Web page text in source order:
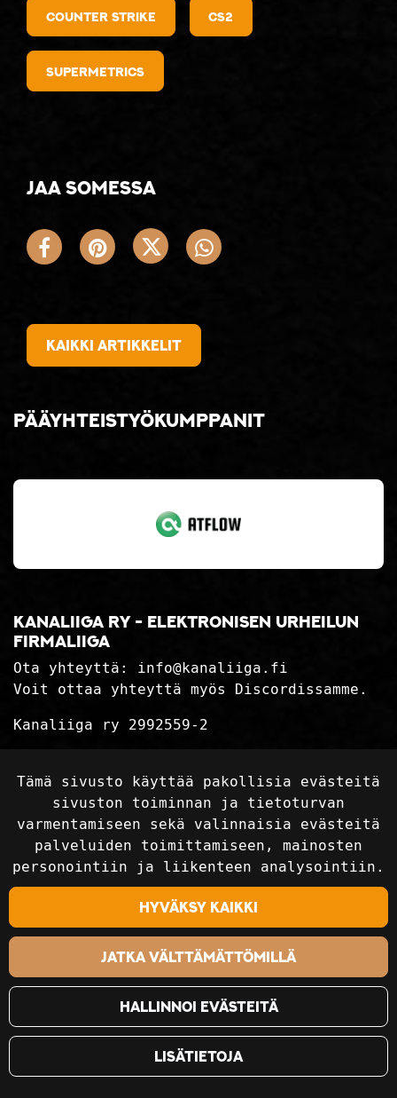
Tämä sivusto käyttää pakollisia evästeitä
sivuston toiminnan ja tietoturvan
varmentamiseen sekä valinnaisia evästeitä
palveluiden toimittamiseen, mainosten
personointiin ja liikenteen analysointiin.
Hyväksy kaikki
Jatka välttämättömillä
Hallinnoi evästeitä
Lisätietoja
counter strike CS2
supermetrics
Jaa somessa
Kaikki artikkelit
Kanaliiga ry - elektronisen urheilun
firmaliiga
Ota yhteyttä: info@kanaliiga.fi
Voit ottaa yhteyttä myös Discordissamme.
Kanaliiga ry 2992559-2
Toimitusehdot
Seuraa sosiaalisessa mediassa
Pääyhteistyökumppanit